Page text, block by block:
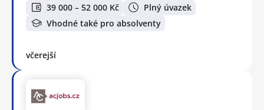
39 000 – 52 000 Kč
Plný úvazek
Vhodné také pro absolventy
včerejší